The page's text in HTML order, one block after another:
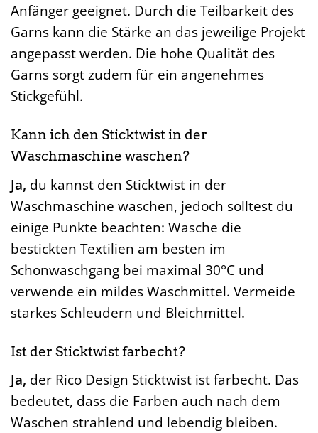
Anfänger geeignet. Durch die Teilbarkeit des
Garns kann die Stärke an das jeweilige Projekt
angepasst werden. Die hohe Qualität des
Garns sorgt zudem für ein angenehmes
Stickgefühl.
Kann ich den Sticktwist in der
Waschmaschine waschen?
Ja, du kannst den Sticktwist in der
Waschmaschine waschen, jedoch solltest du
einige Punkte beachten: Wasche die
bestickten Textilien am besten im
Schonwaschgang bei maximal 30°C und
verwende ein mildes Waschmittel. Vermeide
starkes Schleudern und Bleichmittel.
Ist der Sticktwist farbecht?
Ja, der Rico Design Sticktwist ist farbecht. Das
bedeutet, dass die Farben auch nach dem
Waschen strahlend und lebendig bleiben.